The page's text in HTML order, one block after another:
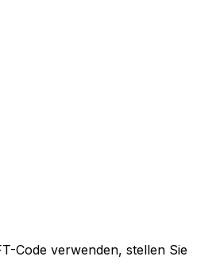
Code verwenden, stellen Sie